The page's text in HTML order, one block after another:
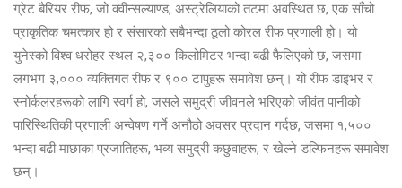
ग्रेट बैरियर रीफ, जो क्वीन्सल्याण्ड, अस्ट्रेलियाको तटमा अवस्थित छ, एक साँचो
प्राकृतिक चमत्कार हो र संसारको सबैभन्दा ठूलो कोरल रीफ प्रणाली हो। यो
युनेस्को विश्व धरोहर स्थल २,३०० किलोमिटर भन्दा बढी फैलिएको छ, जसमा
लगभग ३,००० व्यक्तिगत रीफ र ९०० टापुहरू समावेश छन्। यो रीफ डाइभर र
स्नोर्कलरहरूको लागि स्वर्ग हो, जसले समुद्री जीवनले भरिएको जीवंत पानीको
पारिस्थितिकी प्रणाली अन्वेषण गर्ने अनौठो अवसर प्रदान गर्दछ, जसमा १,५००
भन्दा बढी माछाका प्रजातिहरू, भव्य समुद्री कछुवाहरू, र खेल्ने डल्फिनहरू समावेश
छन्।